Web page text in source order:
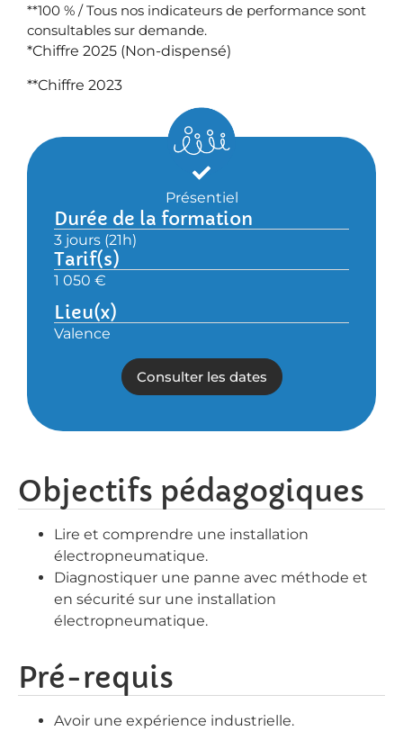
**100 % / Tous nos indicateurs de performance sont
consultables sur demande.
*Chiffre 2025 (Non-dispensé)
**Chiffre 2023
Présentiel
Durée de la formation
3 jours (21h)
Tarif(s)
1 050 €
Lieu(x)
Valence
Consulter les dates
Objectifs pédagogiques
Lire et comprendre une installation
électropneumatique.
Diagnostiquer une panne avec méthode et
en sécurité sur une installation
électropneumatique.
Pré-requis
Avoir une expérience industrielle.